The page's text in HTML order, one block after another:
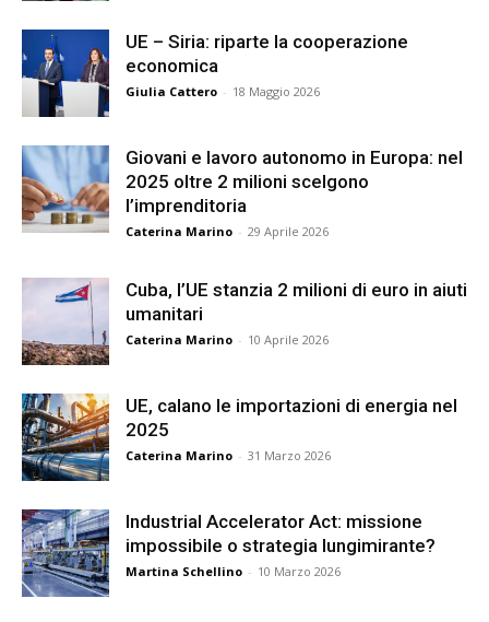
UE – Siria: riparte la cooperazione
economica
Giulia Cattero - 18 Maggio 2026
Giovani e lavoro autonomo in Europa: nel
2025 oltre 2 milioni scelgono
l’imprenditoria
Caterina Marino - 29 Aprile 2026
Cuba, l’UE stanzia 2 milioni di euro in aiuti
umanitari
Caterina Marino - 10 Aprile 2026
UE, calano le importazioni di energia nel
2025
Caterina Marino - 31 Marzo 2026
Industrial Accelerator Act: missione
impossibile o strategia lungimirante?
Martina Schellino - 10 Marzo 2026